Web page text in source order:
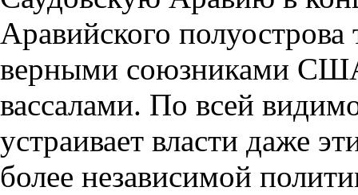
Аравийского
верными союзниками
вассалами. По всей
устраивает власти даже
более независимой